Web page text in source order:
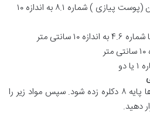
رنگ مو بلوند دودی روشن (پوست پیازی ) شماره ۸.۱ به اندازه ۱۰
سانتی متر
برای این رنگ نیز باید روی مو‌ها پایه ۸ دکلره زده شود. سپس مواد زیر را
دهید.